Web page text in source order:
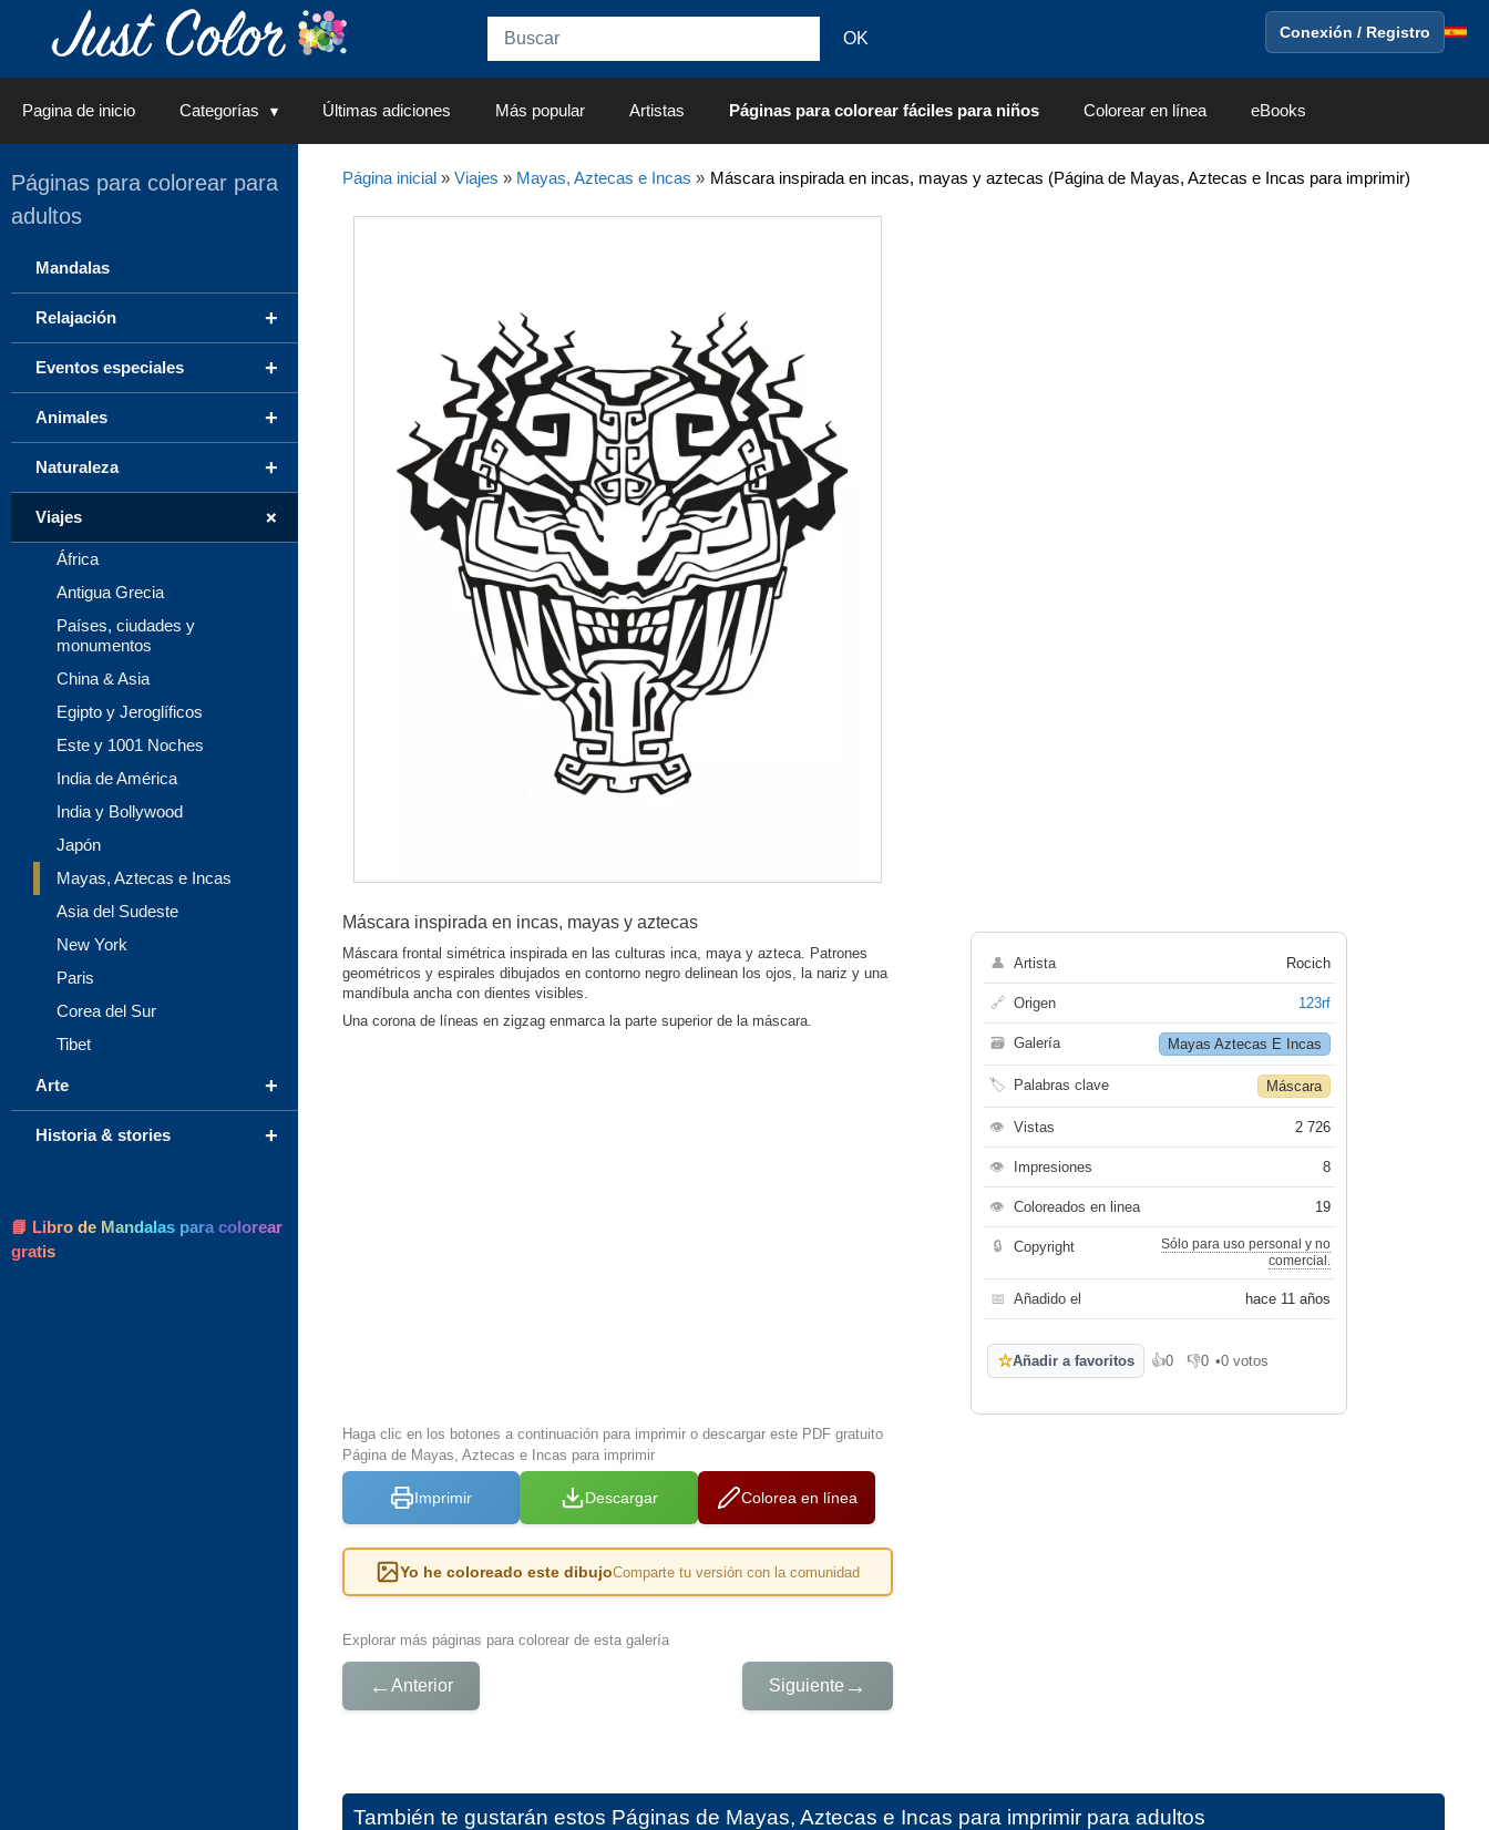
Conexión / Registro
Pagina de inicio Categorías Últimas adiciones Más popular Artistas Páginas para colorear fáciles para niños Colorear en línea eBooks
Página inicial» Viajes » Mayas, Aztecas e Incas » Máscara inspirada en incas, mayas y aztecas (Página de Mayas, Aztecas e Incas para imprimir)
Máscara inspirada en incas, mayas y aztecas
Máscara frontal simétrica inspirada en las culturas inca, maya y azteca. Patrones
geométricos y espirales dibujados en contorno negro delinean los ojos, la nariz y una
mandíbula ancha con dientes visibles.
Una corona de líneas en zigzag enmarca la parte superior de la máscara.
Haga clic en los botones a continuación para imprimir o descargar este PDF gratuito
Página de Mayas, Aztecas e Incas para imprimir
Imprimir Descargar Colorea en línea
Yo he coloreado este dibujoComparte tu versión con la comunidad
Explorar más páginas para colorear de esta galería
← Anterior Siguiente →
👤 Artista Rocich
🔗 Origen 123rf
🗃 Galería Mayas Aztecas E Incas
🏷 Palabras clave Máscara
👁 Vistas 2 726
👁 Impresiones 8
👁 Coloreados en linea 19
🔒 Copyright
Sólo para uso personal y no
comercial.
📅 Añadido el hace 11 años
☆Añadir a favoritos 👍0
Me gusta
👎0
No me gusta
•0 votos
También te gustarán estos Páginas de Mayas, Aztecas e Incas para imprimir para adultos
Páginas para colorear para
adultos
Mandalas
+
Relajación
+
Eventos especiales
+
Animales
+
Naturaleza
+
Viajes
África
Antigua Grecia
Países, ciudades y
monumentos
China & Asia
Egipto y Jeroglíficos
Este y 1001 Noches
India de América
India y Bollywood
Japón
Mayas, Aztecas e Incas
Asia del Sudeste
New York
Paris
Corea del Sur
Tibet
+
Arte
+
Historia & stories
📘 Libro de Mandalas para colorear
gratis